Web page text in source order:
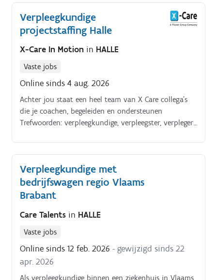
houden van actie en hoogtechnologische zorg, maar
tegelijk belang hechten aan een gezonde werk
privébalans Je taken omvatten o.a.:.
Verpleegkundige
projectstaffing Halle
X-Care In Motion in HALLE
Vaste jobs
Online sinds 4 aug. 2026
Achter jou staat een heel team van X Care collega’s
die je coachen, begeleiden en ondersteunen
Trefwoorden: verpleegkundige, verpleegster, verpleger,
Verpleegkundige met
bedrijfswagen regio Vlaams
Brabant
Care Talents in HALLE
Vaste jobs
Online sinds 12 feb. 2026 - gewijzigd sinds 22
apr. 2026
Als verpleegkundige binnen een ziekenhuis in Vlaams